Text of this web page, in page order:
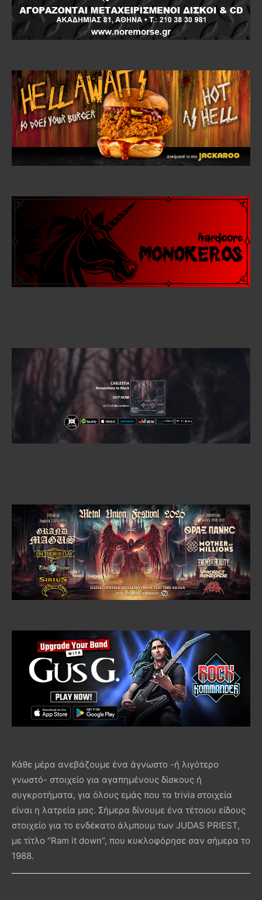
Κάθε μέρα ανεβάζουμε ένα άγνωστο -ή λιγότερο
γνωστό- στοιχείο για αγαπημένους δίσκους ή
συγκροτήματα, για όλους εμάς που τα trivia στοιχεία
είναι η λατρεία μας. Σήμερα δίνουμε ένα τέτοιου είδους
στοιχείο για το ενδέκατο άλμπουμ των JUDAS PRIEST,
με τίτλο “Ram it down”, που κυκλοφόρησε σαν σήμερα το
1988.